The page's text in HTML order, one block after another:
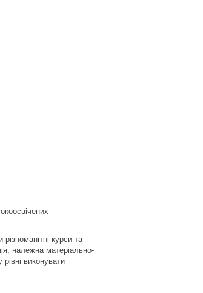
курси та
належна матеріально-
виконувати